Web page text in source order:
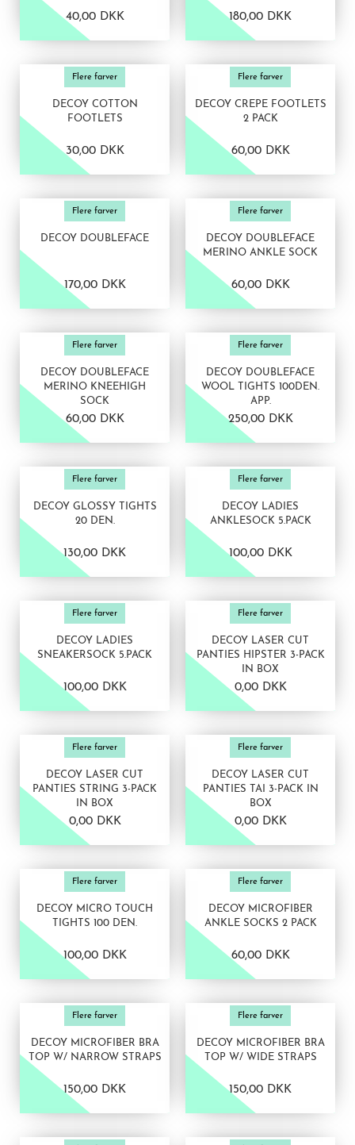
40,00 DKK 180,00 DKK
Flere farver
DECOY COTTON
FOOTLETS
30,00 DKK
Flere farver
DECOY CREPE FOOTLETS
2 PACK
60,00 DKK
Flere farver
DECOY DOUBLEFACE
170,00 DKK
Flere farver
DECOY DOUBLEFACE
MERINO ANKLE SOCK
60,00 DKK
Flere farver
DECOY DOUBLEFACE
MERINO KNEEHIGH
SOCK
60,00 DKK
Flere farver
DECOY DOUBLEFACE
WOOL TIGHTS 100DEN.
APP.
250,00 DKK
Flere farver
DECOY GLOSSY TIGHTS
20 DEN.
130,00 DKK
Flere farver
DECOY LADIES
ANKLESOCK 5.PACK
100,00 DKK
Flere farver
DECOY LADIES
SNEAKERSOCK 5.PACK
100,00 DKK
Flere farver
DECOY LASER CUT
PANTIES HIPSTER 3-PACK
IN BOX
0,00 DKK
Flere farver
DECOY LASER CUT
PANTIES STRING 3-PACK
IN BOX
0,00 DKK
Flere farver
DECOY LASER CUT
PANTIES TAI 3-PACK IN
BOX
0,00 DKK
Flere farver
DECOY MICRO TOUCH
TIGHTS 100 DEN.
100,00 DKK
Flere farver
DECOY MICROFIBER
ANKLE SOCKS 2 PACK
60,00 DKK
Flere farver
DECOY MICROFIBER BRA
TOP W/ NARROW STRAPS
150,00 DKK
Flere farver
DECOY MICROFIBER BRA
TOP W/ WIDE STRAPS
150,00 DKK